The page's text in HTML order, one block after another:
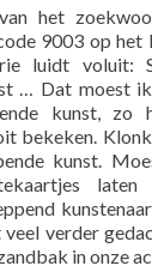
het
9003 op het
luidt voluit:
… Dat moest
kunst,
bekeken.
kunst.
verder
in onze